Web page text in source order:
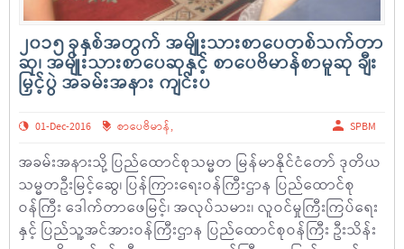
၂၀၁၅ ခုနှစ်အတွက် အမျိုးသားစာပေတစ်သက်တာ
ဆု၊ အမျိုးသားစာပေဆုနှင့် စာပေဗိမာန်စာမူဆု ချီး
မြှင့်ပွဲ အခမ်းအနား ကျင်းပ
01-Dec-2016 စာပေဗိမာန်, SPBM
အခမ်းအနားသို့ ပြည်ထောင်စုသမ္မတ မြန်မာနိုင်ငံတော် ဒုတိယ
သမ္မတဦးမြင့်ဆွေ၊ ပြန်ကြားရေးဝန်ကြီးဌာန ပြည်ထောင်စု
ဝန်ကြီး ဒေါက်တာဖေမြင့်၊ အလုပ်သမား၊ လူဝင်မှုကြီးကြပ်ရေး
နှင့် ပြည်သူ့အင်အားဝန်ကြီးဌာန ပြည်ထောင်စုဝန်ကြီး ဦးသိန်း